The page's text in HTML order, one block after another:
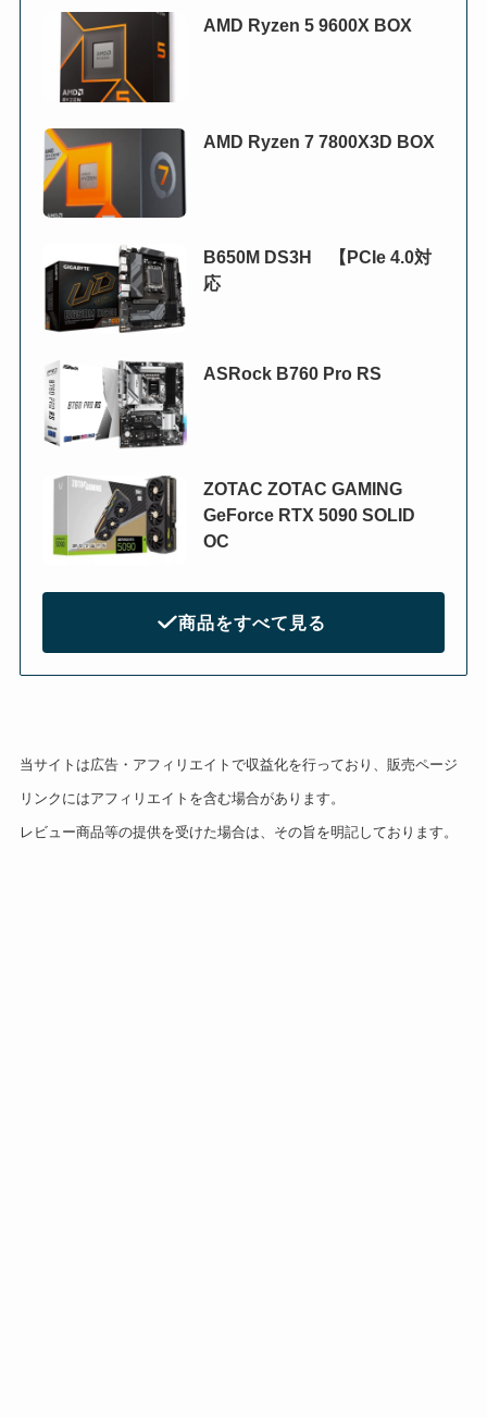
AMD Ryzen 5 9600X BOX
AMD Ryzen 7 7800X3D BOX
B650M DS3H 【PCIe 4.0対
応
ASRock B760 Pro RS
ZOTAC ZOTAC GAMING
GeForce RTX 5090 SOLID
OC
商品をすべて見る
当サイトは広告・アフィリエイトで収益化を行っており、販売ページ
リンクにはアフィリエイトを含む場合があります。
レビュー商品等の提供を受けた場合は、その旨を明記しております。